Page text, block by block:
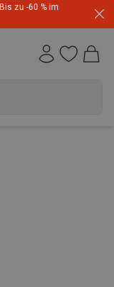
zu -60 % im